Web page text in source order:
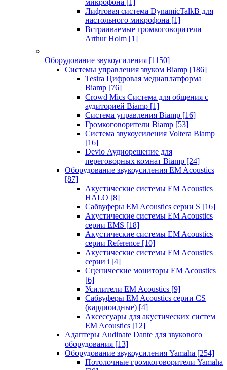
микрофона [1]
Лифтовая система DynamicTalkB для
настольного микрофона [1]
Встраиваемые громкоговорители
Arthur Holm [1]
Оборудование звукоусиления [1150]
Системы управления звуком Biamp [186]
Tesira Цифровая медиаплатформа
Biamp [76]
Crowd Mics Система для общения с
аудиторией Biamp [1]
Система управления Biamp [16]
Громкоговорители Biamp [53]
Система звукоусиления Voltera Biamp
[16]
Devio Аудиорешение для
переговорных комнат Biamp [24]
Оборудование звукоусиления EM Acoustics
[87]
Акустические системы EM Acoustics
HALO [8]
Сабвуферы EM Acoustics серии S [16]
Акустические системы EM Acoustics
серии EMS [18]
Акустические системы EM Acoustics
серии Reference [10]
Акустические системы EM Acoustics
серии i [4]
Сценические мониторы EM Acoustics
[6]
Усилители EM Acoustics [9]
Сабвуферы EM Acoustics серии CS
(кардиоидные) [4]
Аксессуары для акустических систем
EM Acoustics [12]
Адаптеры Audinate Dante для звукового
оборудования [13]
Оборудование звукоусиления Yamaha [254]
Потолочные громкоговорители Yamaha